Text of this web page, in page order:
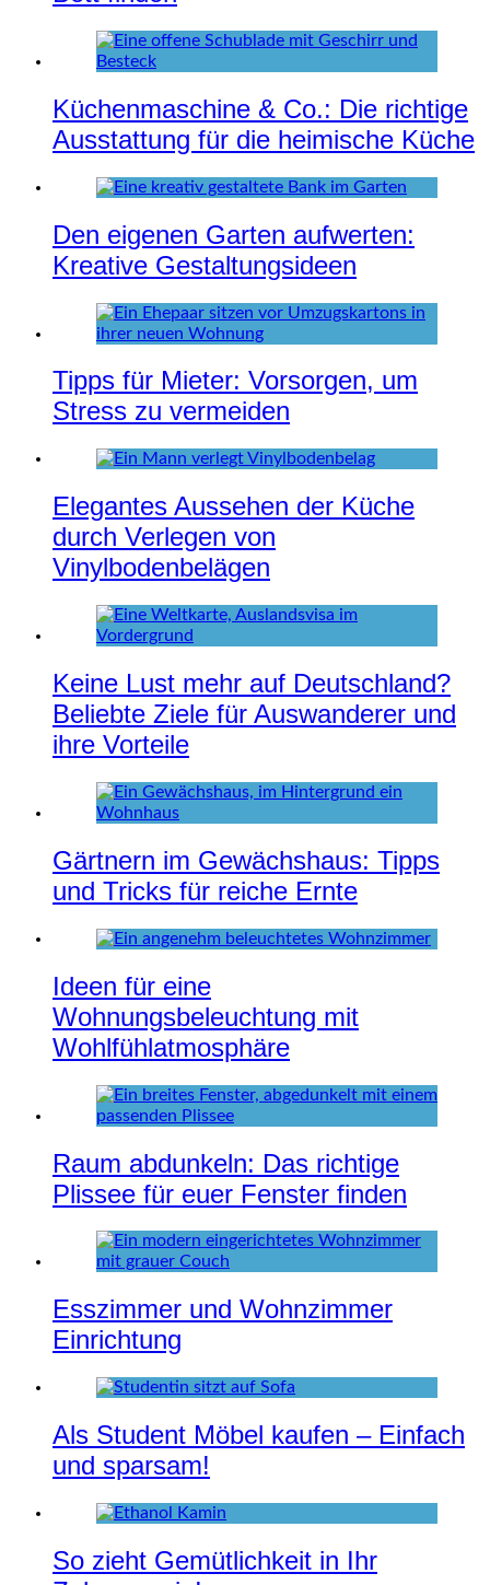
Küchenmaschine & Co.: Die richtige
Ausstattung für die heimische Küche
Den eigenen Garten aufwerten:
Kreative Gestaltungsideen
Tipps für Mieter: Vorsorgen, um
Stress zu vermeiden
Elegantes Aussehen der Küche
durch Verlegen von
Vinylbodenbelägen
Keine Lust mehr auf Deutschland?
Beliebte Ziele für Auswanderer und
ihre Vorteile
Gärtnern im Gewächshaus: Tipps
und Tricks für reiche Ernte
Ideen für eine
Wohnungsbeleuchtung mit
Wohlfühlatmosphäre
Raum abdunkeln: Das richtige
Plissee für euer Fenster finden
Esszimmer und Wohnzimmer
Einrichtung
Als Student Möbel kaufen – Einfach
und sparsam!
So zieht Gemütlichkeit in Ihr